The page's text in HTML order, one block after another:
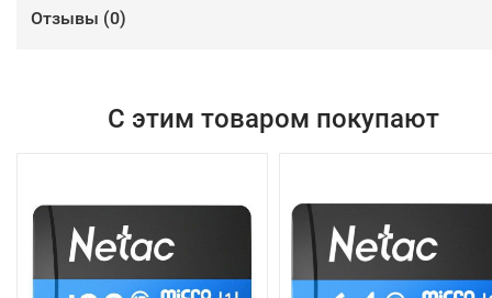
Отзывы (0)
С этим товаром покупают